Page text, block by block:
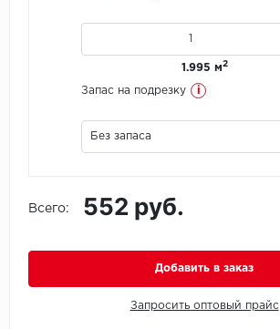
1.995 м2
Запас на подрезку i
Без запаса
Всего: 552 руб.
Добавить в заказ
Запросить оптовый прайс